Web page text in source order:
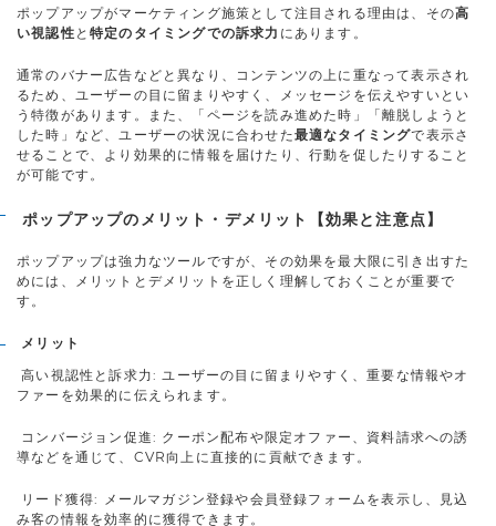
ポップアップがマーケティング施策として注目される理由は、その高
い視認性 と特定のタイミングでの訴求力 にあります。
通常のバナー広告などと異なり、コンテンツの上に重なって表示され
るため、ユーザーの目に留まりやすく、メッセージを伝えやすいとい
う特徴があります。また、「ページを読み進めた時」「離脱しようと
した時」など、ユーザーの状況に合わせた最適なタイミングで表示さ
せることで、より効果的に情報を届けたり、行動を促したりすること
が可能です。
ポップアップのメリット・デメリット【効果と注意点】
ポップアップは強力なツールですが、その効果を最大限に引き出すた
めには、メリットとデメリットを正しく理解しておくことが重要で
す。
メリット
高い視認性と訴求力: ユーザーの目に留まりやすく、重要な情報やオ
ファーを効果的に伝えられます。
コンバージョン促進: クーポン配布や限定オファー、資料請求への誘
導などを通じて、CVR向上に直接的に貢献できます。
リード獲得: メールマガジン登録や会員登録フォームを表示し、見込
み客の情報を効率的に獲得できます。